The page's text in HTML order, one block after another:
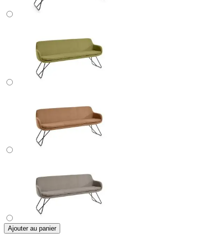
Ajouter au panier